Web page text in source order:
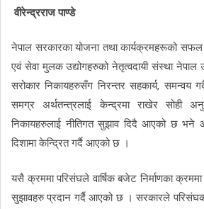
वीरेन्द्रराज पाण्डे
नेपाल सरकारका योजना तथा कार्यक्रमहरूको सफल
एवं सेवा मुलक उद्योगहरुको नेतृत्वदायी संस्था नेपाल
सरोकार निकायहरुसँग निरन्तर सहकार्य,
समग्र अर्थतन्त्रलाई केन्द्रमा राखेर सोही
निकायहरुलाई नीतिगत सुझाव दिदै आएको छ भने
दिशामा केन्द्रित गर्दै आएको छ ।
यसै क्रममा परिसंघले वार्षिक बजेट निर्माणका
सुझावहरु प्रदान गर्दै आएको छ । सरकारले